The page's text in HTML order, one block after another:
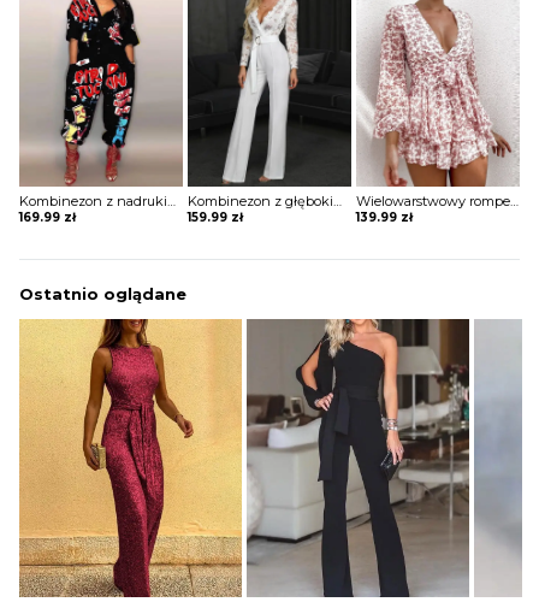
Kombinezon z nadrukiem latarni kreskówek Eliana
169.99 zł
Kombinezon z głębokim dekoltem i koronką Mab
159.99 zł
Wielowarstwowy romper z siateczki falbanami i kwiatowym nadrukiem kombinezon Haralda
139.99 zł
Ostatnio oglądane